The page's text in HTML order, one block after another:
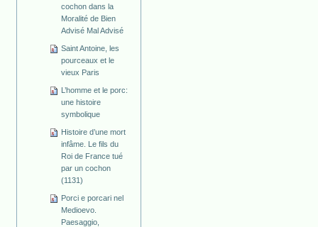
cochon dans la
Moralité de Bien
Advisé Mal Advisé
Saint Antoine, les
pourceaux et le
vieux Paris
L’homme et le porc:
une histoire
symbolique
Histoire d’une mort
infâme. Le fils du
Roi de France tué
par un cochon
(1131)
Porci e porcari nel
Medioevo.
Paesaggio,